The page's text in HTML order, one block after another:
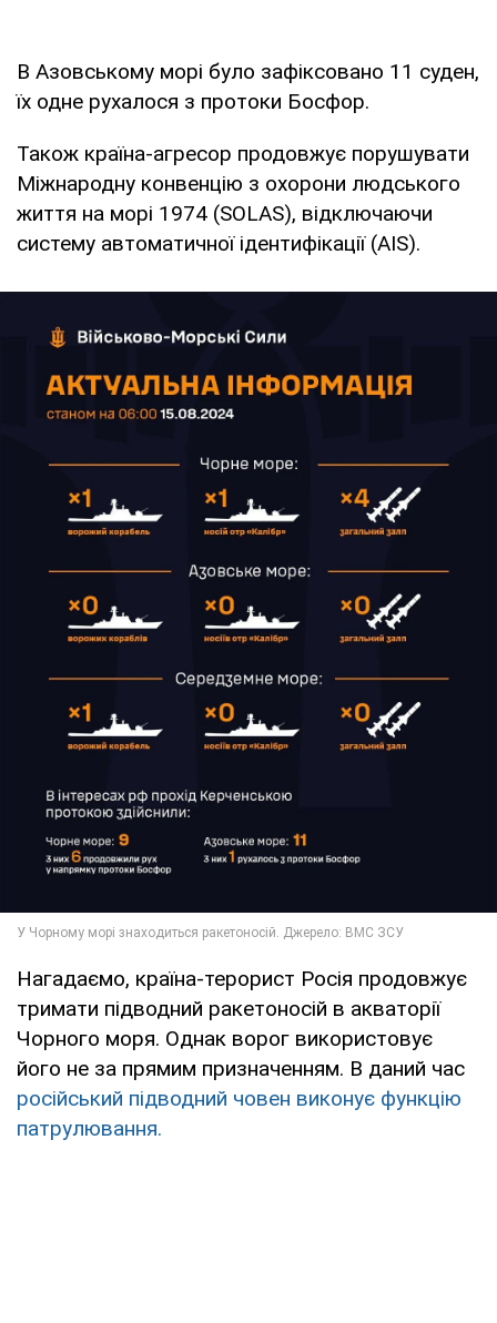
В Азовському морі було зафіксовано 11 суден,
їх одне рухалося з протоки Босфор.
Також країна-агресор продовжує порушувати
Міжнародну конвенцію з охорони людського
життя на морі 1974 (SOLAS), відключаючи
систему автоматичної ідентифікації (AIS).
Нагадаємо, країна-терорист Росія продовжує
тримати підводний ракетоносій в акваторії
Чорного моря. Однак ворог використовує
його не за прямим призначенням. В даний час
російський підводний човен виконує функцію
патрулювання.